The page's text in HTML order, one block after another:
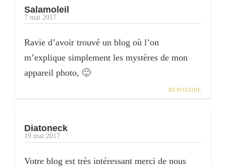
Salamoleil
7 mai 2017
Ravie d’avoir trouvé un blog où l’on
m’explique simplement les mystères de mon
appareil photo, 🙂
RÉPONDRE
Diatoneck
19 mai 2017
Votre blog est très intéressant merci de nous